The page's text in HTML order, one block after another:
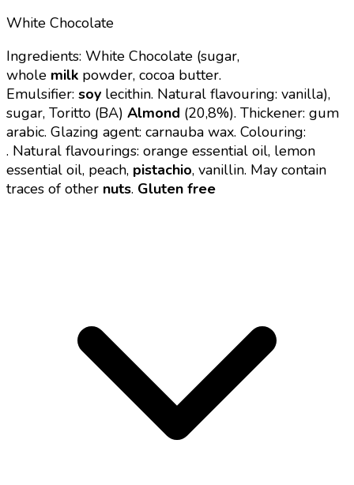
White Chocolate
Ingredients: White Chocolate (sugar,
whole milk powder, cocoa butter.
Emulsifier: soy lecithin. Natural flavouring: vanilla),
sugar, Toritto (BA) Almond (20,8%). Thickener: gum
arabic. Glazing agent: carnauba wax. Colouring:
. Natural flavourings: orange essential oil, lemon
essential oil, peach, pistachio, vanillin. May contain
traces of other nuts. Gluten free